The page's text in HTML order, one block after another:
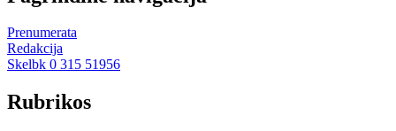
Prenumerata
Redakcija
Skelbk 0 315 51956
Rubrikos